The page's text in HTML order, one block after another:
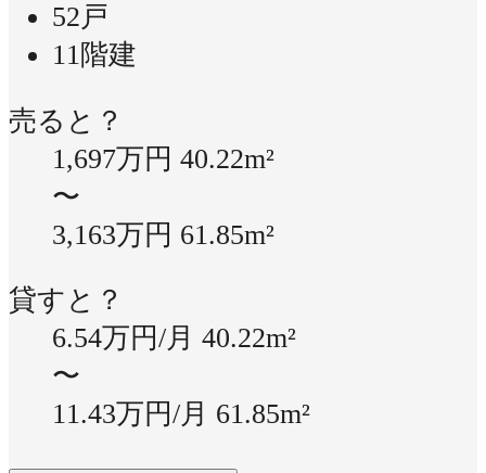
52戸
11階建
売ると？
1,697万円 40.22m²
〜
3,163万円 61.85m²
貸すと？
6.54万円/月 40.22m²
〜
11.43万円/月 61.85m²